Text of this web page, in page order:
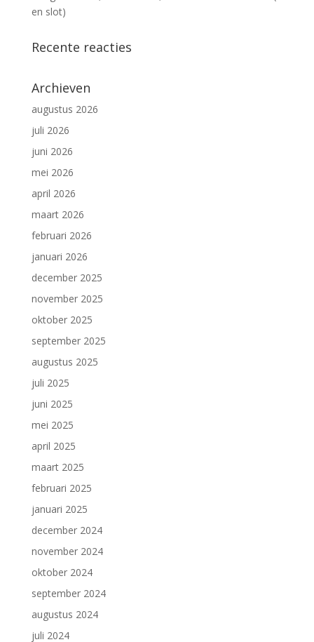
en slot)
Recente reacties
Archieven
augustus 2026
juli 2026
juni 2026
mei 2026
april 2026
maart 2026
februari 2026
januari 2026
december 2025
november 2025
oktober 2025
september 2025
augustus 2025
juli 2025
juni 2025
mei 2025
april 2025
maart 2025
februari 2025
januari 2025
december 2024
november 2024
oktober 2024
september 2024
augustus 2024
juli 2024